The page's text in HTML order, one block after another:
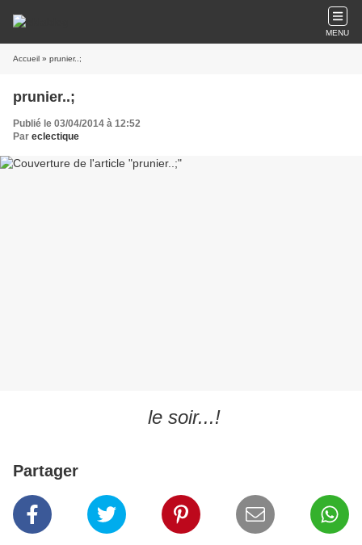
MENU
Accueil » prunier..;
prunier..;
Publié le 03/04/2014 à 12:52
Par eclectique
le soir...!
Partager